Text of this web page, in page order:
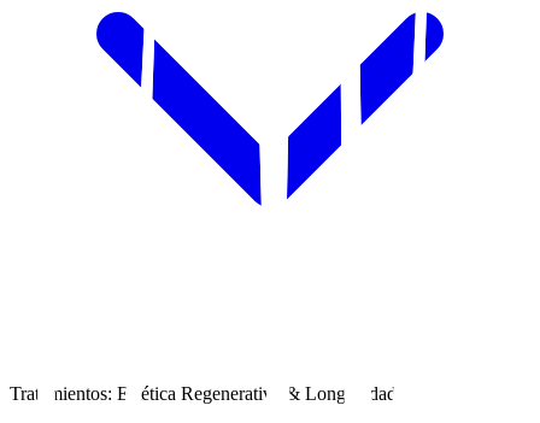
Tratamientos: Estética Regenerativa & Longevidad